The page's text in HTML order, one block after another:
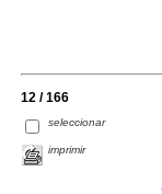
12 / 166
seleccionar
imprimir